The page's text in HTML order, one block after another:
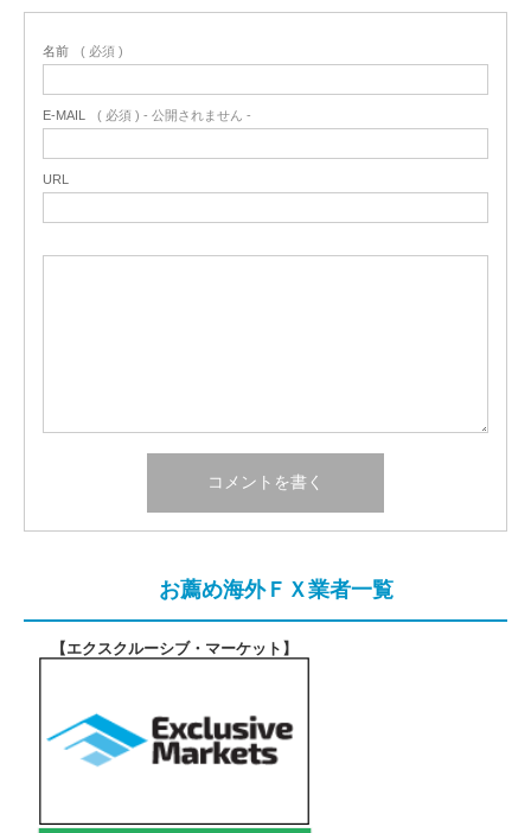
名前 ( 必須 )
E-MAIL ( 必須 ) - 公開されません -
URL
お薦め海外ＦＸ業者一覧
【エクスクルーシブ・マーケット 】